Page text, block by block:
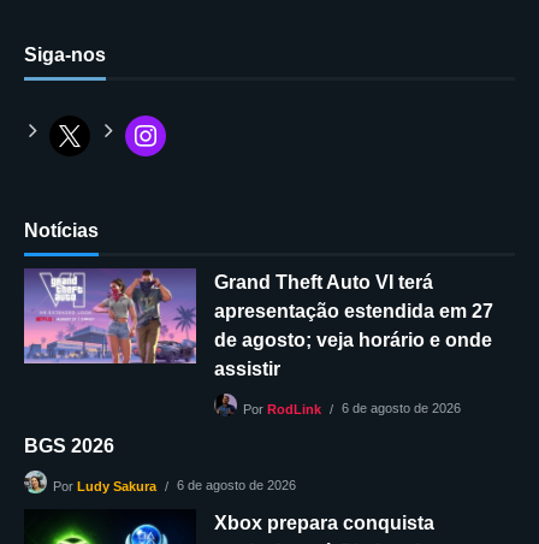
Siga-nos
Notícias
Grand Theft Auto VI terá
apresentação estendida em 27
de agosto; veja horário e onde
assistir
Por RodLink 6 de agosto de 2026
BGS 2026
Por Ludy Sakura 6 de agosto de 2026
Xbox prepara conquista